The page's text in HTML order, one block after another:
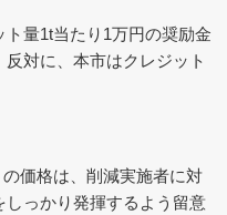
量1t当たり1万円の奨励金
対に、本市はクレジット
価格は、削減実施者に対
っかり発揮するよう留意